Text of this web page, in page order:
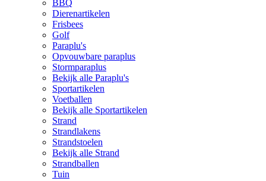
BBQ
Dierenartikelen
Frisbees
Golf
Paraplu's
Opvouwbare paraplus
Stormparaplus
Bekijk alle Paraplu's
Sportartikelen
Voetballen
Bekijk alle Sportartikelen
Strand
Strandlakens
Strandstoelen
Bekijk alle Strand
Strandballen
Tuin